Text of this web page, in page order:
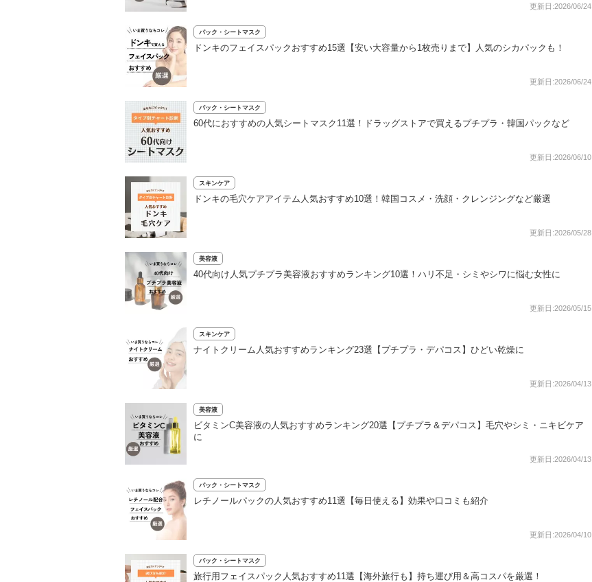
更新日:2026/06/24
パック・シートマスク
ドンキのフェイスパックおすすめ15選【安い大容量から1枚売りまで】人気のシカパックも！
更新日:2026/06/24
パック・シートマスク
60代におすすめの人気シートマスク11選！ドラッグストアで買えるプチプラ・韓国パックなど
更新日:2026/06/10
スキンケア
ドンキの毛穴ケアアイテム人気おすすめ10選！韓国コスメ・洗顔・クレンジングなど厳選
更新日:2026/05/28
美容液
40代向け人気プチプラ美容液おすすめランキング10選！ハリ不足・シミやシワに悩む女性に
更新日:2026/05/15
スキンケア
ナイトクリーム人気おすすめランキング23選【プチプラ・デパコス】ひどい乾燥に
更新日:2026/04/13
美容液
ビタミンC美容液の人気おすすめランキング20選【プチプラ＆デパコス】毛穴やシミ・ニキビケア
に
更新日:2026/04/13
パック・シートマスク
レチノールパックの人気おすすめ11選【毎日使える】効果や口コミも紹介
更新日:2026/04/10
パック・シートマスク
旅行用フェイスパック人気おすすめ11選【海外旅行も】持ち運び用＆高コスパを厳選！